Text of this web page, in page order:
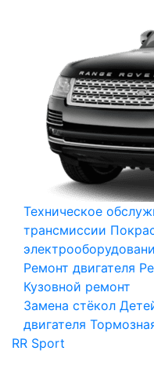
Техническое
трансмиссии
Ремонт двигателя
Кузовной ремонт
Замена стёкол
двигателя
RR Sport